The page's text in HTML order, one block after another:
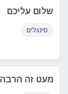
שלום עליכם
סינגלים
מעט זה הרבה